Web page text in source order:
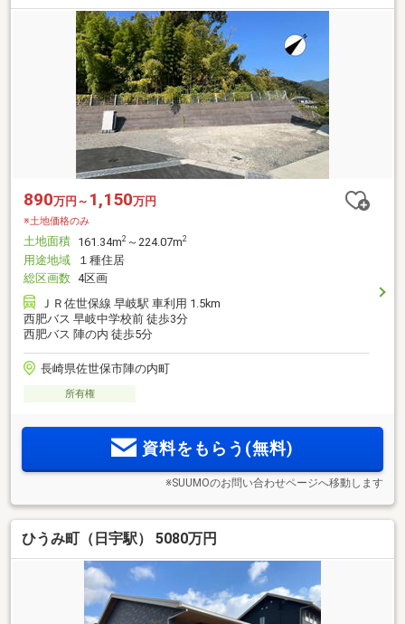
890万円～ 1,150万円
※土地価格のみ
土地面積 161.34m2 ～224.07m2
用途地域
１種住居
総区画数 4区画
ＪＲ佐世保線 早岐駅 車利用 1.5km
西肥バス 早岐中学校前 徒歩3分
西肥バス 陣の内 徒歩5分
長崎県佐世保市陣の内町
所有権
資料をもらう(無料)
※SUUMOのお問い合わせページへ移動します
ひうみ町（日宇駅） 5080万円